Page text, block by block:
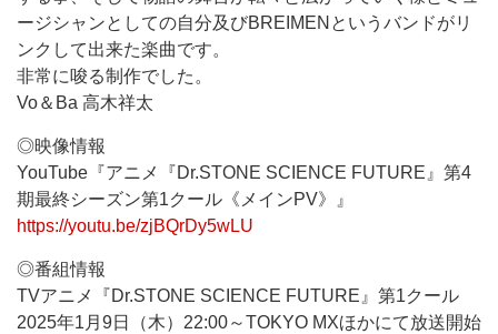
ージシャンとしての自分及びBREIMENというバンドがリ
ンクして出来た楽曲です。
非常に唆る制作でした。
Vo＆Ba 高木祥太
◎映像情報
YouTube『アニメ『Dr.STONE SCIENCE FUTURE』第4
期最終シーズン第1クール《メインPV》』
https://youtu.be/zjBQrDy5wLU
◎番組情報
TVアニメ『Dr.STONE SCIENCE FUTURE』第1クール
2025年1月9日（木）22:00～TOKYO MXほかにて放送開始